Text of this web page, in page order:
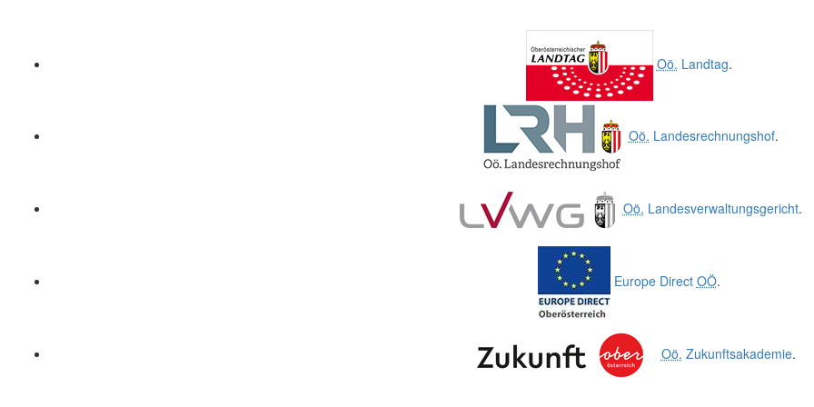
Oö. Landtag.
Oö. Landesrechnungshof.
Oö. Landesverwaltungsgericht.
Europe Direct OÖ.
Oö. Zukunftsakademie.